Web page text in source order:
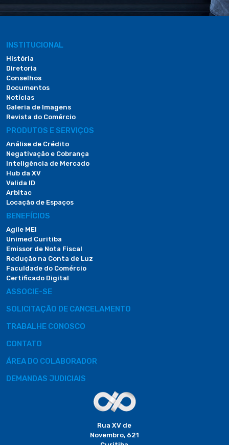
INSTITUCIONAL
História
Diretoria
Conselhos
Documentos
Notícias
Galeria de Imagens
Revista do Comércio
PRODUTOS E SERVIÇOS
Análise de Crédito
Negativação e Cobrança
Inteligência de Mercado
Hub da XV
Valida ID
Arbitac
Locação de Espaços
BENEFÍCIOS
Agile MEI
Unimed Curitiba
Emissor de Nota Fiscal
Redução na Conta de Luz
Faculdade do Comércio
Certificado Digital
ASSOCIE-SE
SOLICITAÇÃO DE CANCELAMENTO
TRABALHE CONOSCO
CONTATO
ÁREA DO COLABORADOR
DEMANDAS JUDICIAIS
Rua XV de
Novembro, 621